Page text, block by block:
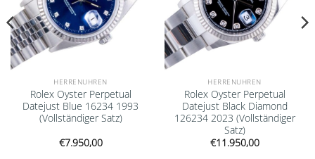
HERRENUHREN
Rolex Oyster Perpetual
Datejust Blue 16234 1993
(Vollständiger Satz)
€7.950,00
HERRENUHREN
Rolex Oyster Perpetual
Datejust Black Diamond
126234 2023 (Vollständiger
Satz)
€11.950,00